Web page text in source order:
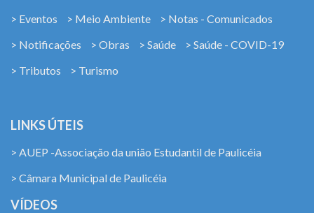
> Eventos
> Meio Ambiente
> Notas - Comunicados
> Notificações
> Obras > Saúde
> Saúde - COVID-19
> Tributos
> Turismo
LINKS ÚTEIS
> AUEP -Associação da união Estudantil de Paulicéia
> Câmara Municipal de Paulicéia
VÍDEOS